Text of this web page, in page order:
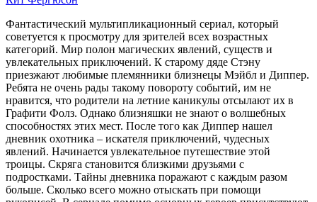
Фантастический мультипликационный сериал, который
советуется к просмотру для зрителей всех возрастных
категорий. Мир полон магических явлений, существ и
увлекательных приключений. К старому дяде Стэну
приезжают любимые племянники близнецы Мэйбл и Диппер.
Ребята не очень рады такому повороту событий, им не
нравится, что родители на летние каникулы отсылают их в
Графити Фолз. Однако близняшки не знают о волшебных
способностях этих мест. После того как Диппер нашел
дневник охотника – искателя приключений, чудесных
явлений. Начинается увлекательное путешествие этой
троицы. Скряга становится близкими друзьями с
подростками. Тайны дневника поражают с каждым разом
больше. Сколько всего можно отыскать при помощи